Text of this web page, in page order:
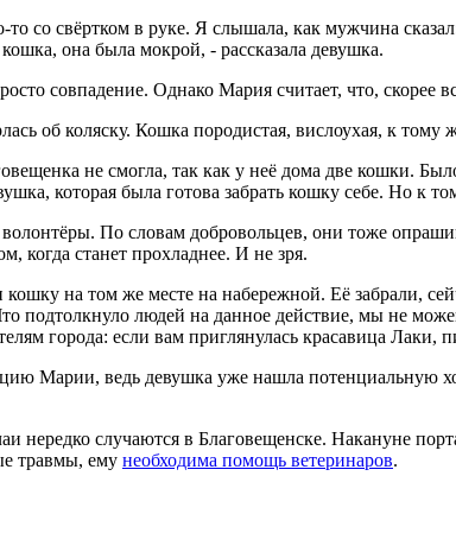
то со свёртком в руке. Я слышала, как мужчина
она была мокрой, - рассказала девушка.
совпадение. Однако Мария считает, что, скорее
об коляску. Кошка породистая, вислоухая, к
не смогла, так как у неё дома две кошки.
которая была готова забрать кошку себе. Но к
По словам добровольцев, они тоже
когда станет прохладнее. И не зря.
на том же месте на набережной. Её забрали,
подтолкнуло людей на данное действие, мы не
города: если вам приглянулась красавица Лаки,
Марии, ведь девушка уже нашла потенциальную
нередко случаются в Благовещенске. Накануне
травмы, ему необходима помощь ветеринаров.